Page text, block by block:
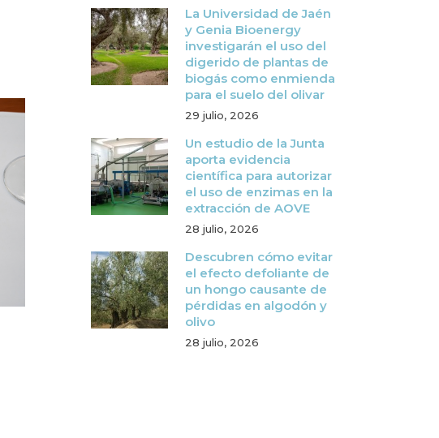
La Universidad de Jaén
y Genia Bioenergy
investigarán el uso del
digerido de plantas de
biogás como enmienda
para el suelo del olivar
29 julio, 2026
Un estudio de la Junta
aporta evidencia
científica para autorizar
el uso de enzimas en la
extracción de AOVE
28 julio, 2026
Descubren cómo evitar
el efecto defoliante de
un hongo causante de
pérdidas en algodón y
olivo
28 julio, 2026